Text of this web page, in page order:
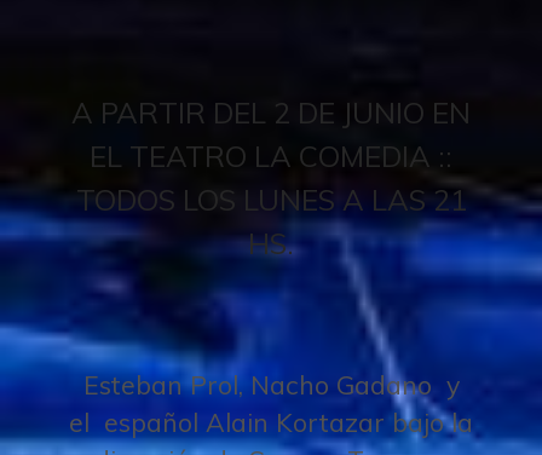
A PARTIR DEL 2 DE JUNIO EN
EL TEATRO LA COMEDIA ::
TODOS LOS LUNES A LAS 21
HS.
Esteban Prol, Nacho Gadano y
el español Alain Kortazar bajo la